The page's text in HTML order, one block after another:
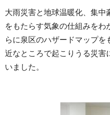
大雨災害と地球温暖化、集
をもたらす気象の仕組みをわ
らに泉区のハザードマップ
近なところで起こりうる災害
いました。